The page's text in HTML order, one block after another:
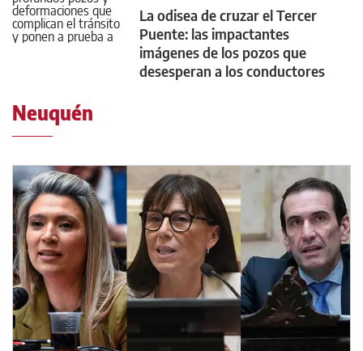
La odisea de cruzar el Tercer
Puente: las impactantes
imágenes de los pozos que
desesperan a los conductores
Neuquén